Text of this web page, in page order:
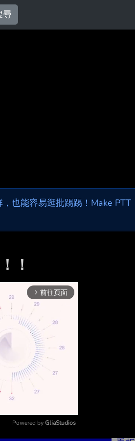
尋
也能容易逛批踢踢！Make PTT
！
arrow_forward_ios 前往頁面
Powered by GliaStudios